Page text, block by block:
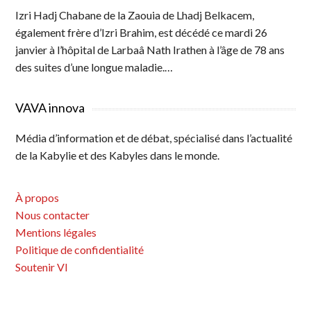
Izri Hadj Chabane de la Zaouia de Lhadj Belkacem,
également frère d’Izri Brahim, est décédé ce mardi 26
janvier à l’hôpital de Larbaâ Nath Irathen à l’âge de 78 ans
des suites d’une longue maladie.…
VAVA innova
Média d’information et de débat, spécialisé dans l’actualité
de la Kabylie et des Kabyles dans le monde.
À propos
Nous contacter
Mentions légales
Politique de confidentialité
Soutenir VI